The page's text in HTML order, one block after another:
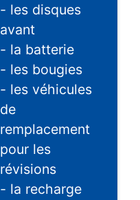
- les disques
avant
- la batterie
- les bougies
- les véhicules
de
remplacement
pour les
révisions
- la recharge